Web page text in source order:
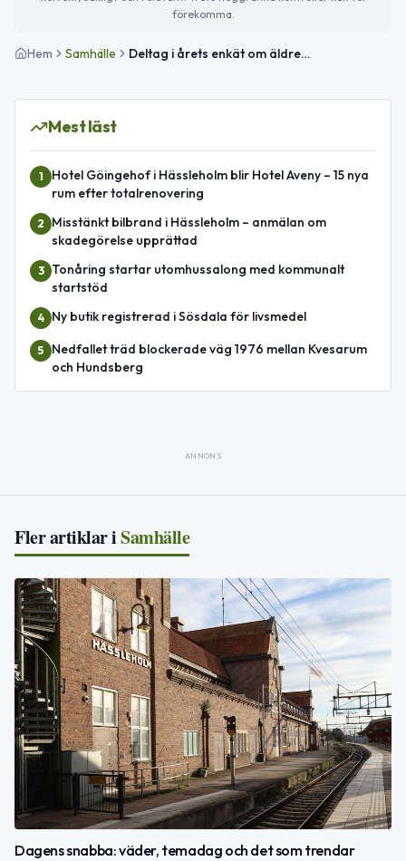
förekomma.
Hem Samhälle Deltag i årets enkät om äldreomsorg i Hässleholm
Mest läst
1
Hotel Göingehof i Hässleholm blir Hotel Aveny – 15 nya
rum efter totalrenovering
2
Misstänkt bilbrand i Hässleholm – anmälan om
skadegörelse upprättad
3
Tonåring startar utomhussalong med kommunalt
startstöd
4 Ny butik registrerad i Sösdala för livsmedel
5
Nedfallet träd blockerade väg 1976 mellan Kvesarum
och Hundsberg
ANNONS
Fler artiklar iSamhälle
Dagens snabba: väder, temadag och det som trendar